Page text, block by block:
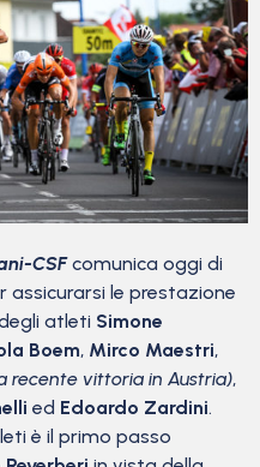
CSF comunica oggi di
le prestazione
atleti Simone
Boem, Mirco Maestri,
recente vittoria in Austria),
ed Edoardo Zardini.
è il primo passo